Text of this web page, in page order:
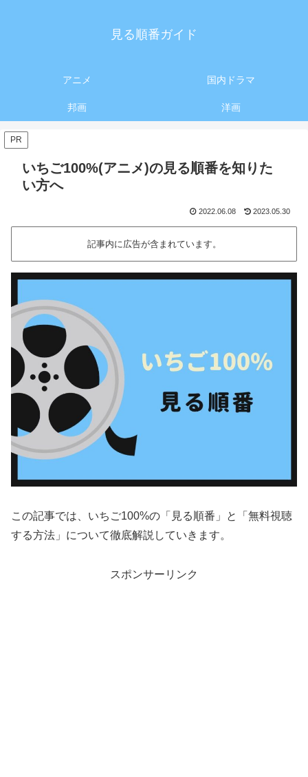
見る順番ガイド
アニメ 国内ドラマ
邦画 洋画
PR
いちご100%(アニメ)の見る順番を知りた
い方へ
2022.06.08 2023.05.30
記事内に広告が含まれています。
この記事では、いちご100%の「見る順番」と「無料視聴
する方法」について徹底解説していきます。
スポンサーリンク